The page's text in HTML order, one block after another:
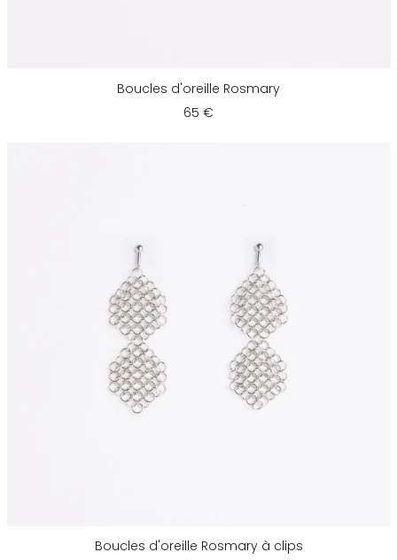
Boucles d'oreille Rosmary
65 €
Boucles d'oreille Rosmary à clips